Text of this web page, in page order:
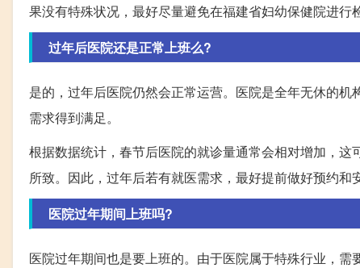
果没有特殊状况，最好尽量避免在福建省妇幼保健院进行
过年后医院还是正常上班么?
是的，过年后医院仍然会正常运营。医院是全年无休的
需求得到满足。
根据数据统计，春节后医院的就诊量通常会相对增加，
所致。因此，过年后若有就医需求，最好提前做好预约和
医院过年期间上班吗?
医院过年期间也是要上班的。由于医院属于特殊行业，